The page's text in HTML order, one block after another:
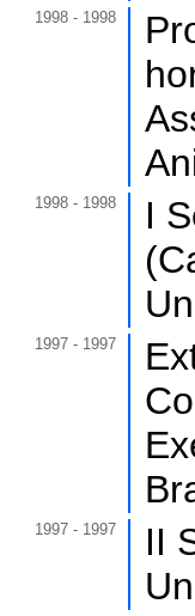
1998 - 1998
1998 - 1998
I
1997 - 1997
1997 - 1997
II